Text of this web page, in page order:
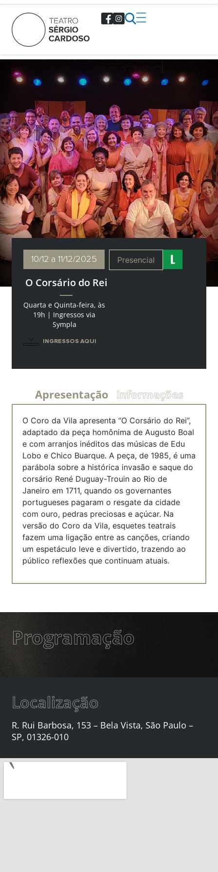
10/12 a 11/12/2025
O Corsário do Rei
Quarta e Quinta-feira, às
19h | Ingressos via
Sympla
INGRESSOS AQUI
Presencial
Apresentação Informações
O Coro da Vila apresenta “O Corsário do Rei”,
adaptado da peça homônima de Augusto Boal
e com arranjos inéditos das músicas de Edu
Lobo e Chico Buarque. A peça, de 1985, é uma
parábola sobre a histórica invasão e saque do
corsário René Duguay-Trouin ao Rio de
Janeiro em 1711, quando os governantes
portugueses pagaram o resgate da cidade
com ouro, pedras preciosas e açúcar. Na
versão do Coro da Vila, esquetes teatrais
fazem uma ligação entre as canções, criando
um espetáculo leve e divertido, trazendo ao
público reflexões que continuam atuais.
Programação
Localização
R. Rui Barbosa, 153 – Bela Vista, São Paulo –
SP, 01326-010